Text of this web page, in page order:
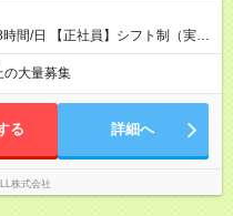
間/日 【正社員】シフト制（実働
時～翌7時（休憩60分） ◎働
軽にご相談ください。
の大量募集
る 詳細へ
株式会社